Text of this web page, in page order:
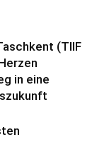
(TIIF
in eine